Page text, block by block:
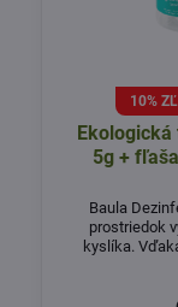
10%
5g + fľaša
Baula
prostriedok
kyslíka.